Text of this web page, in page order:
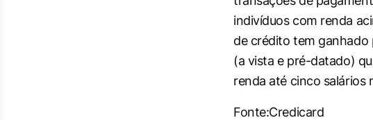
indivíduos com renda
de crédito tem
(a vista e pré-datado)
renda até cinco salários
Fonte:Credicard